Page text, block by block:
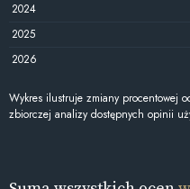
2024
2025
2026
Wykres ilustruje zmiany procentowej
zbiorczej analizy dostępnych opinii